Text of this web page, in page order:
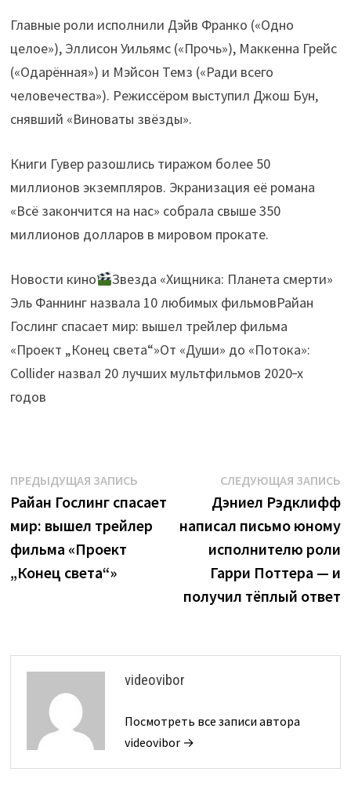
Главные роли исполнили Дэйв Франко («Одно
целое»), Эллисон Уильямс («Прочь»), Маккенна Грейс
(«Одарённая») и Мэйсон Темз («Ради всего
человечества»). Режиссёром выступил Джош Бун,
снявший «Виноваты звёзды».
Книги Гувер разошлись тиражом более 50
миллионов экземпляров. Экранизация её романа
«Всё закончится на нас» собрала свыше 350
миллионов долларов в мировом прокате.
Новости кино
Звезда «Хищника: Планета смерти»
Эль Фаннинг назвала 10 любимых фильмовРайан
Гослинг спасает мир: вышел трейлер фильма
«Проект „Конец света“»От «Души» до «Потока»:
Collider назвал 20 лучших мультфильмов 2020‑х
годов
Навигация
по
записям
ПРЕДЫДУЩАЯ ЗАПИСЬПредыдущая
запись:
Райан Гослинг спасает
мир: вышел трейлер
фильма «Проект
„Конец света“»
СЛЕДУЮЩАЯ ЗАПИСЬ
Дэниел Рэдклифф
написал письмо юному
исполнителю роли
Гарри Поттера — и
получил тёплый ответ
videovibor
Посмотреть все записи автора
videovibor →